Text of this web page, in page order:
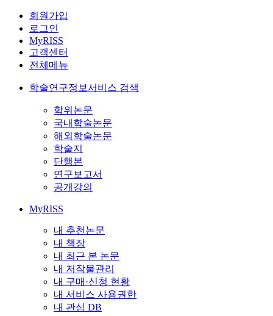
회원가입
로그인
MyRISS
고객센터
전체메뉴
학술연구정보서비스 검색
학위논문
국내학술논문
해외학술논문
학술지
단행본
연구보고서
공개강의
MyRISS
내 추천논문
내 책장
내 최근 본 논문
내 저작물관리
내 구매·신청 현황
내 서비스 사용권한
내 관심 DB